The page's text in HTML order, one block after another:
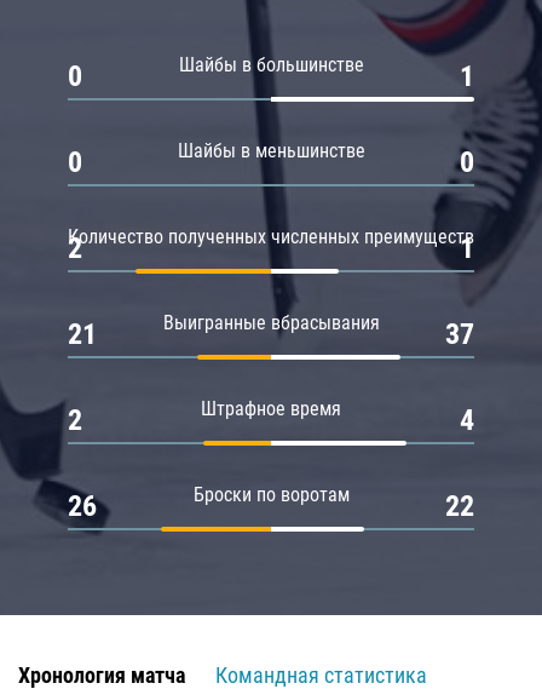
Шайбы в большинстве
0 1
Шайбы в меньшинстве
0 0
Количество полученных численных преимуществ
2 1
Выигранные вбрасывания
21 37
Штрафное время
2 4
Броски по воротам
26 22
Хронология матча
Командная статистика